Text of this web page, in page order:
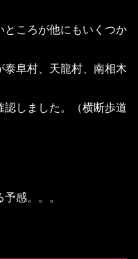
ところが他にもいくつか
阜村、天龍村、南相木
しました。（横断歩道
感。。。